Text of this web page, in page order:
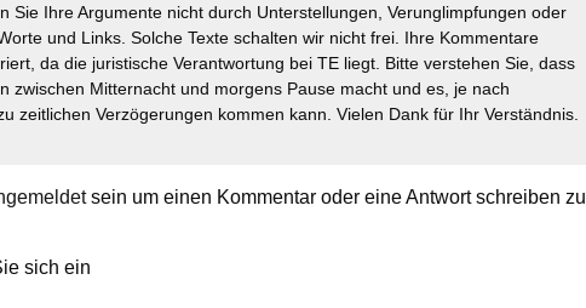
Sie Ihre Argumente nicht durch Unterstellungen, Verunglimpfungen oder
und Links. Solche Texte schalten wir nicht frei. Ihre Kommentare
da die juristische Verantwortung bei TE liegt. Bitte verstehen Sie, dass
zwischen Mitternacht und morgens Pause macht und es, je nach
zeitlichen Verzögerungen kommen kann. Vielen Dank für Ihr Verständnis.
sein um einen Kommentar oder eine Antwort schreiben zu
sich ein